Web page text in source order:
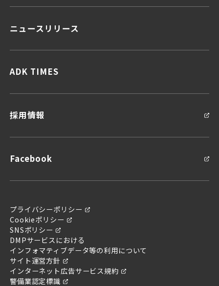
問い合わせ
顧客データ＆インサイト
企画力・クリエイティビティ
ニュースリリース
ADK TIMES
採用情報
Facebook
プライバシーポリシー
Cookieポリシー
SNSポリシー
DMPサービスにおける
インフォマティブデータ等の利用について
サイト運営方針
インターネット広告サービス規約
警備業認定標識